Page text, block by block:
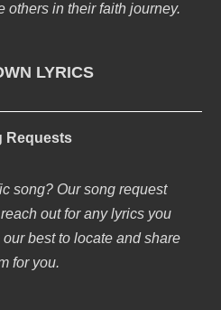
others in their faith journey.
LYRICS
Requests
song? Our song request
out for any lyrics you
our best to locate and share
for you.